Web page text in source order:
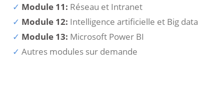
Module 11: Réseau et Intranet
Module 12: Intelligence artificielle et Big data
Module 13: Microsoft Power BI
Autres modules sur demande